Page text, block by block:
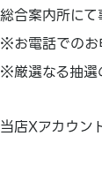
総合案内所にて
※お電話でのお
※厳選なる抽選
当店Xアカウン